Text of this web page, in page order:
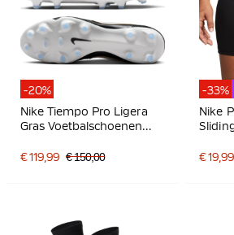
-20%
Nike Tiempo Pro Ligera
Gras Voetbalschoenen
€ 119,99 € 150,00
-33%
Nike
€ 19,99